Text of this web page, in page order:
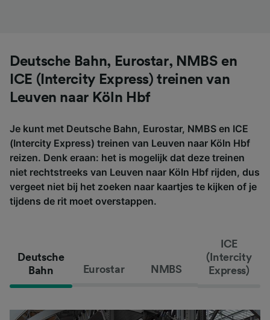
Deutsche Bahn, Eurostar, NMBS en
ICE (Intercity Express) treinen van
Leuven naar Köln Hbf
Je kunt met Deutsche Bahn, Eurostar, NMBS en ICE
(Intercity Express) treinen van Leuven naar Köln Hbf
reizen. Denk eraan: het is mogelijk dat deze treinen
niet rechtstreeks van Leuven naar Köln Hbf rijden, dus
vergeet niet bij het zoeken naar kaartjes te kijken of je
tijdens de rit moet overstappen.
Deutsche
Bahn
Eurostar NMBS
ICE
(Intercity
Express)